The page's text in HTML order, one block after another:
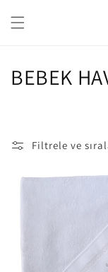
atla
K
e
k
BEBEK
Filtrele ve